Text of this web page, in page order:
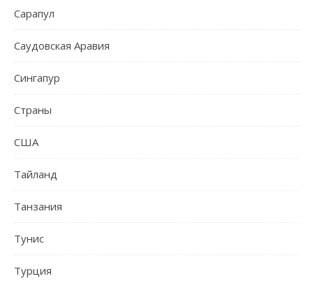
Сарапул
Саудовская Аравия
Сингапур
Страны
США
Тайланд
Танзания
Тунис
Турция